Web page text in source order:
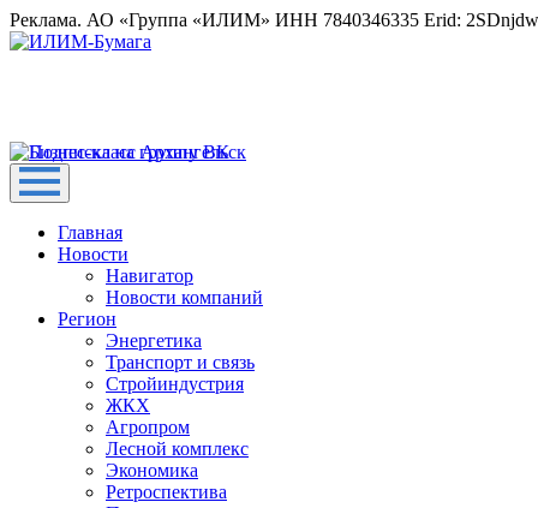
Реклама. АО «Группа «ИЛИМ» ИНН 7840346335 Erid:
Главная
Новости
Навигатор
Новости компаний
Регион
Энергетика
Транспорт и связь
Стройиндустрия
ЖКХ
Агропром
Лесной комплекс
Экономика
Ретроспектива